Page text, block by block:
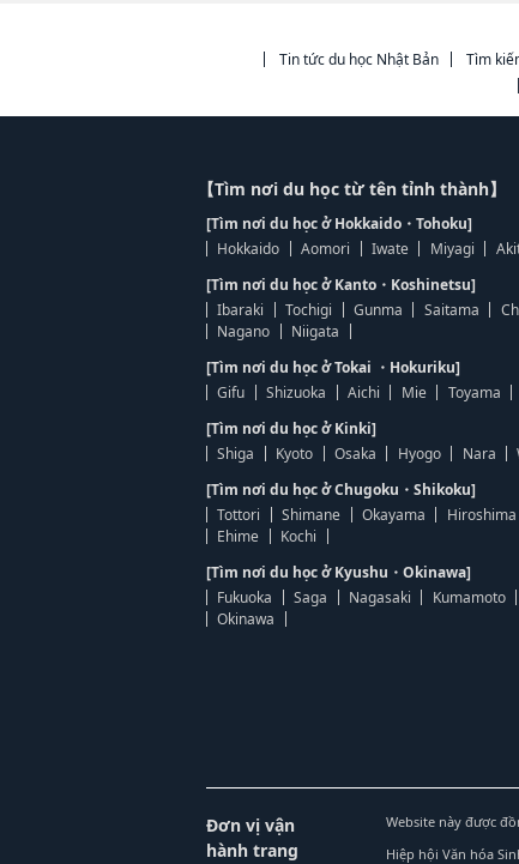
Tin tức du học Nhật Bản Tìm
【Tìm nơi du học từ tên tỉnh thành】
[Tìm nơi du học ở Hokkaido・Tohoku]
Hokkaido
Aomori Iwate Miyagi
[Tìm nơi du học ở Kanto・Koshinetsu]
Ibaraki
Tochigi Gunma Saitama
Nagano
Niigata
[Tìm nơi du học ở Tokai ・Hokuriku]
Gifu
Shizuoka Aichi Mie Toyama
[Tìm nơi du học ở Kinki]
Shiga
Kyoto Osaka Hyogo Nara
[Tìm nơi du học ở Chugoku・Shikoku]
Tottori
Shimane Okayama Hiroshima
Ehime
Kochi
[Tìm nơi du học ở Kyushu・Okinawa]
Fukuoka
Saga Nagasaki Kumamoto
Okinawa
Đơn vị vận
hành trang
Website này được
Hiệp hội Văn hóa